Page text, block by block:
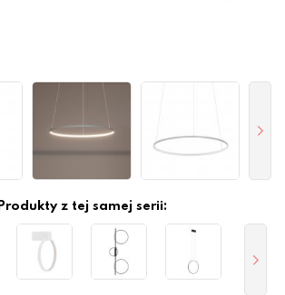
Produkty z tej samej serii: